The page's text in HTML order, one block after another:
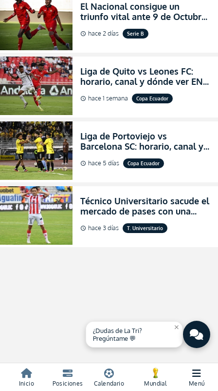
El Nacional consigue un
triunfo vital ante 9 de Octubre
para encender la fe en la
salvación
schedule hace 2 días Serie B
Liga de Quito vs Leones FC:
horario, canal y dónde ver EN
VIVO los octavos de final de la
Copa Ecuador 2026
schedule hace 1 semana Copa Ecuador
Liga de Portoviejo vs
Barcelona SC: horario, canal y
dónde ver EN VIVO los octavos
de final de la Copa Ecuador
schedule hace 5 días Copa Ecuador
Técnico Universitario sacude el
mercado de pases con una
verdadera revolución para
asegurar la permanencia
schedule hace 3 días T. Universitario
Inicio Posiciones Calendario Mundial Menú
close
¿Dudas de La Tri?
Pregúntame 💬